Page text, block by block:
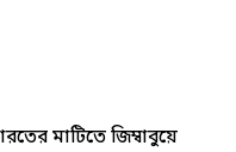
মাটিতে জিম্বাবুয়ে